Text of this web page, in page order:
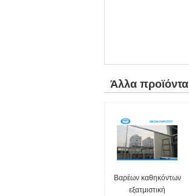
Άλλα προϊόντα
Βαρέων καθηκόντων
εξατμιστική